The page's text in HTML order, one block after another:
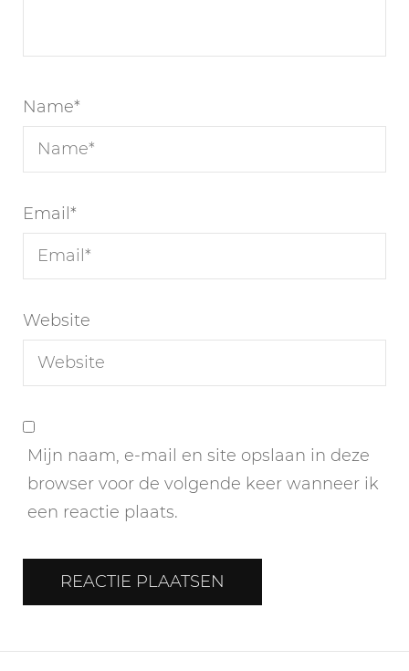
Name*
Email *
Website
Mijn naam, e-mail en site opslaan in deze
browser voor de volgende keer wanneer ik
een reactie plaats.